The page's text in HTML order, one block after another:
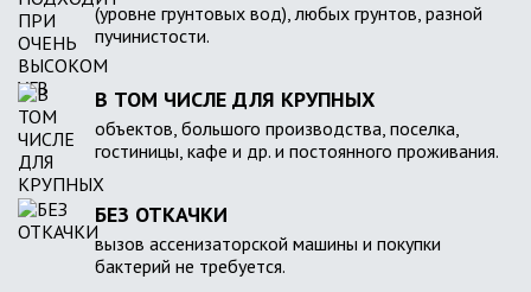
(уровне грунтовых вод), любых грунтов, разной
пучинистости.
В ТОМ ЧИСЛЕ ДЛЯ КРУПНЫХ
объектов, большого производства, поселка,
гостиницы, кафе и др. и постоянного проживания.
БЕЗ ОТКАЧКИ
вызов ассенизаторской машины и покупки
бактерий не требуется.